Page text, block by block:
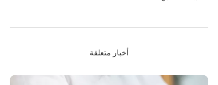
أخبار متعلقة